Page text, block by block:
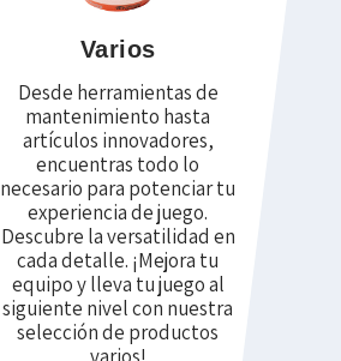
Varios
Desde herramientas de
mantenimiento hasta
artículos innovadores,
encuentras todo lo
necesario para potenciar tu
experiencia de juego.
Descubre la versatilidad en
cada detalle. ¡Mejora tu
equipo y lleva tu juego al
siguiente nivel con nuestra
selección de productos